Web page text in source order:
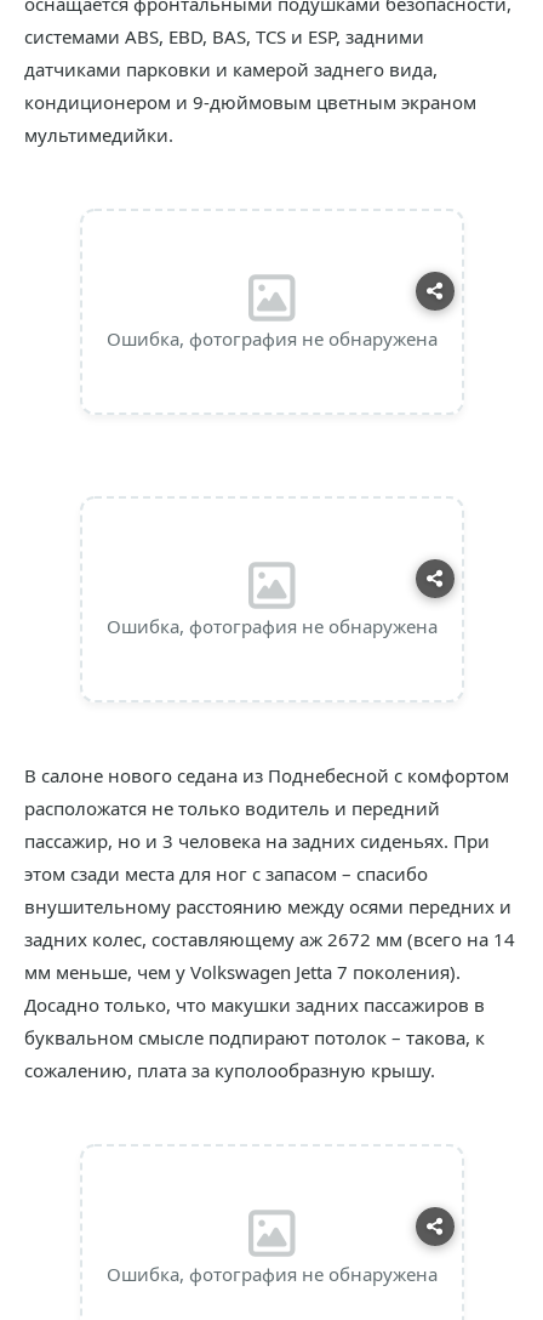
системами ABS, EBD, BAS, TCS и ESP, задними
датчиками парковки и камерой заднего вида,
кондиционером и 9-дюймовым цветным экраном
мультимедийки.
Ошибка, фотография не обнаружена
Ошибка, фотография не обнаружена
В салоне нового седана из Поднебесной с комфортом
расположатся не только водитель и передний
пассажир, но и 3 человека на задних сиденьях. При
этом сзади места для ног с запасом – спасибо
внушительному расстоянию между осями передних и
задних колес, составляющему аж 2672 мм (всего на 14
мм меньше, чем у Volkswagen Jetta 7 поколения).
Досадно только, что макушки задних пассажиров в
буквальном смысле подпирают потолок – такова, к
сожалению, плата за куполообразную крышу.
Ошибка, фотография не обнаружена